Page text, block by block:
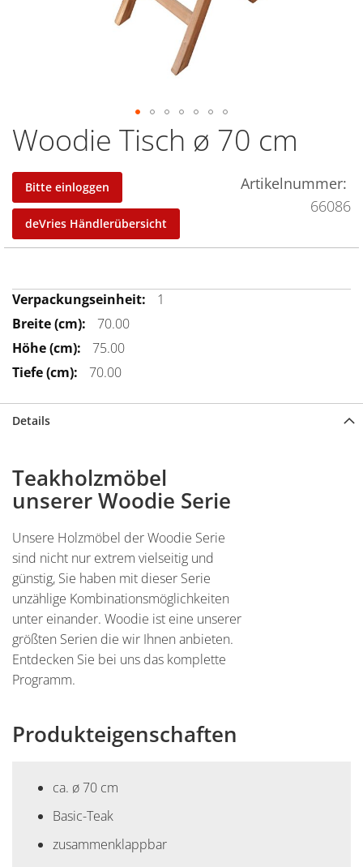
Woodie Tisch ø 70 cm
Bitte einloggen
deVries Händlerübersicht
Artikelnummer
66086
Mehr
Informationen
1
70.00
75.00
70.00
Zum
Anfang
der
Bildergalerie
springen
Details
Teakholzmöbel
unserer Woodie Serie
Unsere Holzmöbel der Woodie Serie
sind nicht nur extrem vielseitig und
günstig, Sie haben mit dieser Serie
unzählige Kombinationsmöglichkeiten
unter einander. Woodie ist eine unserer
größten Serien die wir Ihnen anbieten.
Entdecken Sie bei uns das komplette
Programm.
Produkteigenschaften
ca. ø 70 cm
Basic-Teak
zusammenklappbar